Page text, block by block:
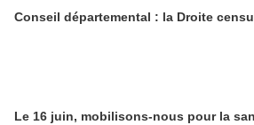
Conseil départemental : la Droite
Le 16 juin, mobilisons-nous pour la